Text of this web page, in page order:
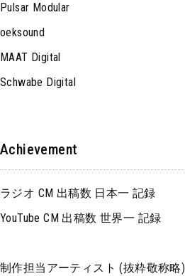
Pulsar Modular
oeksound
MAAT Digital
Schwabe Digital
Achievement
ラジオ CM 出稿数 日本一 記録
YouTube CM 出稿数 世界一 記録
制作担当アーティスト (抜粋敬称略)